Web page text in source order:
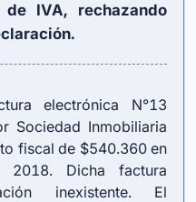
IVA, rechazando
electrónica N°13
Sociedad Inmobiliaria
fiscal de $540.360 en
Dicha factura
inexistente. El